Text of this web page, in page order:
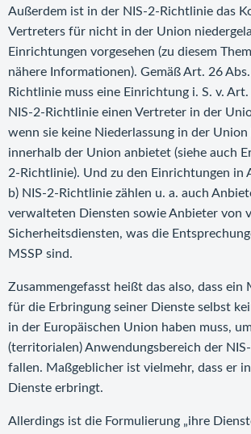
Außerdem ist in der NIS-2-Richtlinie das
Vertreters für nicht in der Union
Einrichtungen vorgesehen (zu diesem
nähere Informationen). Gemäß Art. 26
Richtlinie muss eine Einrichtung i. S. v.
NIS-2-Richtlinie einen Vertreter in der
wenn sie keine Niederlassung in der
innerhalb der Union anbietet (siehe auch
2-Richtlinie). Und zu den Einrichtungen in
b) NIS-2-Richtlinie zählen u. a. auch
verwalteten Diensten sowie Anbieter von
Sicherheitsdiensten, was die
MSSP sind.
Zusammengefasst heißt das also, dass ein
für die Erbringung seiner Dienste selbst
in der Europäischen Union haben muss,
(territorialen) Anwendungsbereich der
fallen. Maßgeblicher ist vielmehr, dass er
Dienste erbringt.
Allerdings ist die Formulierung „ihre